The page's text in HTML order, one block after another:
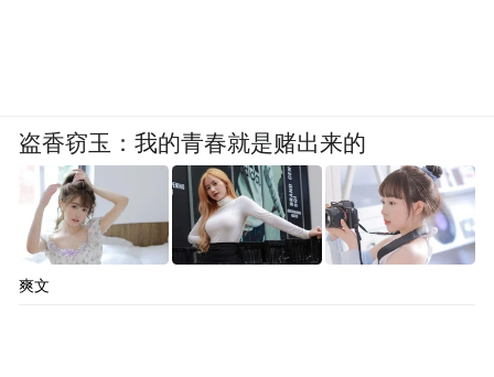
盗香窃玉：我的青春就是赌出来的
爽文